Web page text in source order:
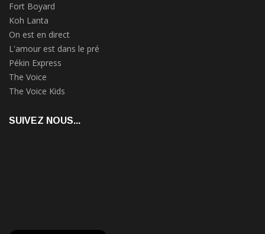
Fort Boyard
Koh Lanta
On est en direct
L'amour est dans le pré
Pékin Express
The Voice
The Voice Kids
SUIVEZ NOUS...